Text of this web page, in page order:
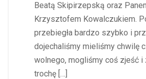
Beatą Skipirzepską oraz
Krzysztofem Kowalczukiem.
przebiegła bardzo szybko i
dojechaliśmy mieliśmy chwilę
wolnego, mogliśmy coś zjeść i
trochę […]